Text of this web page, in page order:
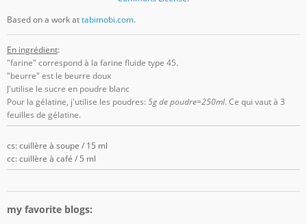
Based on a work attabimobi.com.
En ingrédient:
"farine" correspond à la farine fluide type 45.
"beurre" est le beurre doux
J'utilise le sucre en poudre blanc
Pour la gélatine, j'utilise les poudres: 5g de poudre=250ml. Ce qui vaut à 3
feuilles de gélatine.
cs: cuillère à soupe / 15 ml
cc: cuillère à café / 5 ml
my favorite blogs: